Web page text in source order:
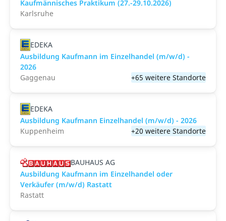
Kaufmännisches Praktikum (27.-29.10.2026)
Karlsruhe
EDEKA
Ausbildung Kaufmann im Einzelhandel (m/w/d) -
2026
Gaggenau
+65 weitere Standorte
EDEKA
Ausbildung Kaufmann Einzelhandel (m/w/d) - 2026
Kuppenheim
+20 weitere Standorte
BAUHAUS AG
Ausbildung Kaufmann im Einzelhandel oder
Verkäufer (m/w/d) Rastatt
Rastatt